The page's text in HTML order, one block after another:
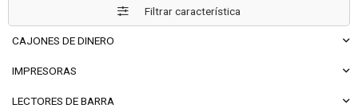
Filtrar característica
CAJONES DE DINERO
IMPRESORAS
LECTORES DE BARRA